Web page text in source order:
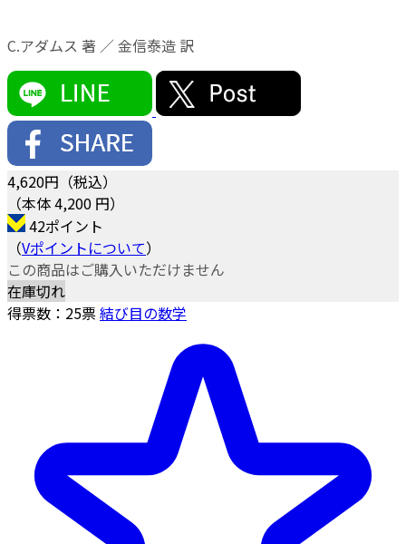
C.アダムス 著 ／ 金信泰造 訳
4,620円（税込）
（本体 4,200 円）
42ポイント
（Vポイントについて）
この商品はご購入いただけません
在庫切れ
得票数： 25票結び目の数学